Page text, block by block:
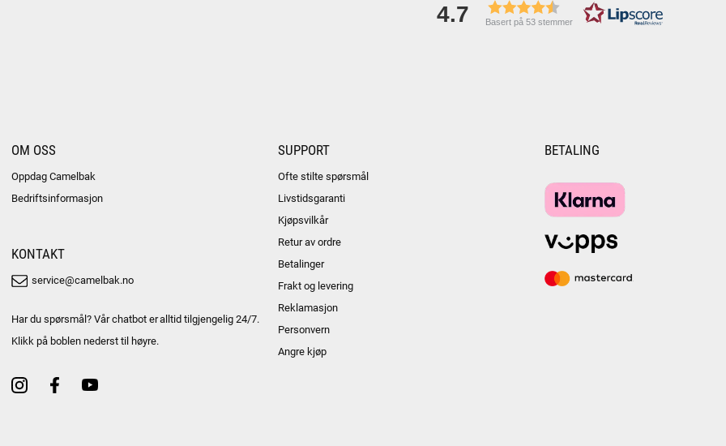
4.7 Basert på 53 stemmer
OM OSS
Oppdag Camelbak
Bedriftsinformasjon
KONTAKT
service@camelbak.no
Har du spørsmål? Vår chatbot er alltid tilgjengelig 24/7.
Klikk på boblen nederst til høyre.
SUPPORT
Ofte stilte spørsmål
Livstidsgaranti
Kjøpsvilkår
Retur av ordre
Betalinger
Frakt og levering
Reklamasjon
Personvern
Angre kjøp
BETALING